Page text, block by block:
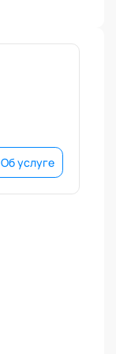
Об услуге